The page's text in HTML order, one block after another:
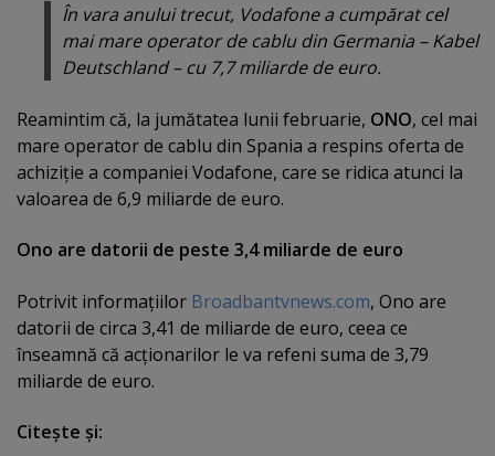
În vara anului trecut, Vodafone a cumpărat cel
mai mare operator de cablu din Germania – Kabel
Deutschland – cu 7,7 miliarde de euro.
Reamintim că, la jumătatea lunii februarie, ONO, cel mai
mare operator de cablu din Spania a respins oferta de
achiziţie a companiei Vodafone, care se ridica atunci la
valoarea de 6,9 miliarde de euro.
Ono are datorii de peste 3,4 miliarde de euro
Potrivit informaţiilor Broadbantvnews.com, Ono are
datorii de circa 3,41 de miliarde de euro, ceea ce
înseamnă că acţionarilor le va refeni suma de 3,79
miliarde de euro.
Citeşte şi: